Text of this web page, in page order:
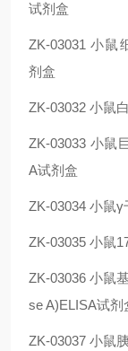
试剂盒
ZK-03031 小鼠
剂盒
ZK-03032 小鼠
ZK-03033 小鼠
A试剂盒
ZK-03034 小鼠γ
ZK-03035 小鼠
ZK-03036 小鼠
se A)ELISA试剂
ZK-03037 小鼠